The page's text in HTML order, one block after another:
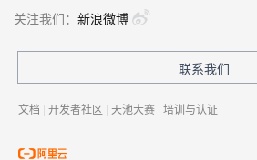
关注我们： 新浪微博
联系我们
文档 | 开发者社区 | 天池大赛 | 培训与认证